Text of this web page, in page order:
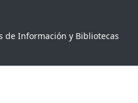
de Información y Bibliotecas